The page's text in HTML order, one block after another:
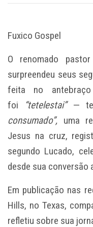
Fuxico Gospel
O renomado
surpreendeu seus
feita no
foi
“tetelestai”—
consumado”, uma
Jesus na cruz,
segundo Lucado,
desde sua conversão
Em publicação nas
Hills, no Texas,
refletiu sobre sua